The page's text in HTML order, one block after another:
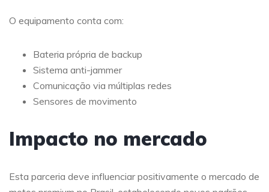
O equipamento conta com:
Bateria própria de backup
Sistema anti-jammer
Comunicação via múltiplas redes
Sensores de movimento
Impacto no mercado
Esta parceria deve influenciar positivamente o mercado de